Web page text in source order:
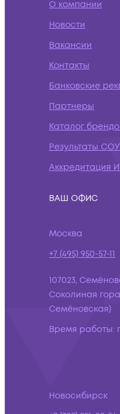
О компании
Новости
Вакансии
Контакты
Банковские
Партнеры
Каталог
Результаты
Аккредитация
ВАШ ОФИС
Москва
+7 (495) 950-57-11
107023,
Соколиная
Семёновская)
Время работы:
Новосибирск